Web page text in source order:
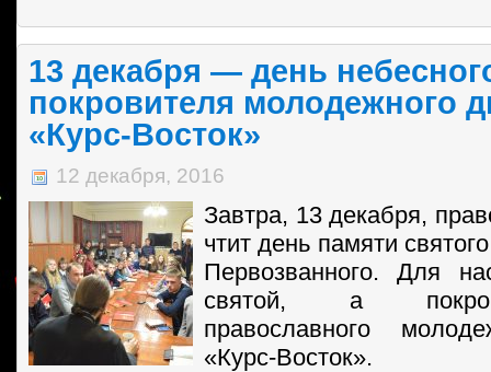
13 декабря — день
покровителя молодежного
«Курс-Восток»
12 декабря, 2016
Завтра, 13 декабря,
чтит день памяти
Первозванного. Для
святой, а
православного
«Курс-Восток».